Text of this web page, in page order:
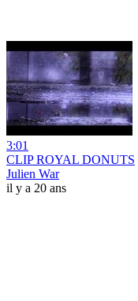
3:01
CLIP ROYAL DONUTS
Julien War
il y a 20 ans